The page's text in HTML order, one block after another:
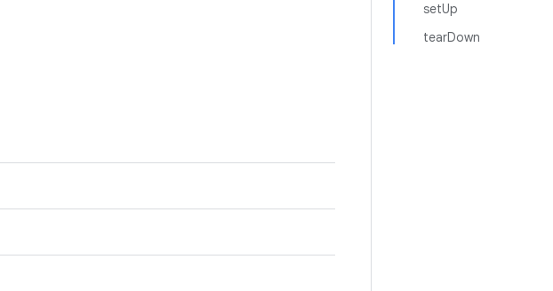
setUp
tearDown